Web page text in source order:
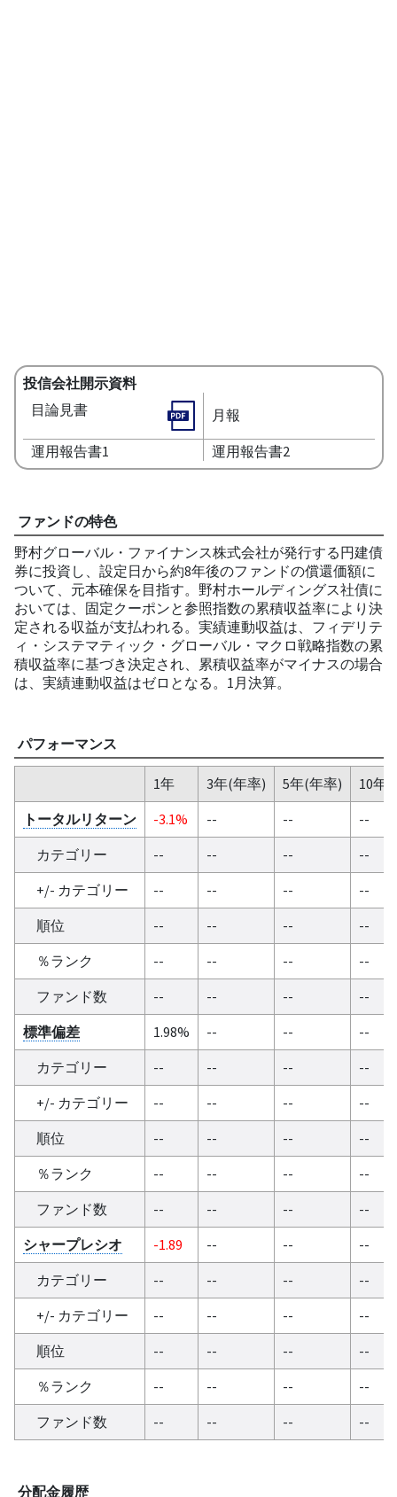
投信会社開示資料
目論見書
月報
運用報告書1 運用報告書2
ファンドの特色
野村グローバル・ファイナンス株式会社が発行する円建債
券に投資し、設定日から約8年後のファンドの償還価額に
ついて、元本確保を目指す。野村ホールディングス社債に
おいては、固定クーポンと参照指数の累積収益率により決
定される収益が支払われる。実績連動収益は、フィデリテ
ィ・システマティック・グローバル・マクロ戦略指数の累
積収益率に基づき決定され、累積収益率がマイナスの場合
は、実績連動収益はゼロとなる。1月決算。
パフォーマンス
1年 3年(年率) 5年(年率)
10年(
トータルリターン
-3.1% -- --
--
カテゴリー
-- -- --
--
+/- カテゴリー
-- -- --
--
順位
-- -- --
--
％ランク
-- -- --
--
ファンド数
-- -- --
--
標準偏差
1.98% -- --
--
カテゴリー
-- -- --
--
+/- カテゴリー
-- -- --
--
順位
-- -- --
--
％ランク
-- -- --
--
ファンド数
-- -- --
--
シャープレシオ
-1.89 -- --
--
カテゴリー
-- -- --
--
+/- カテゴリー
-- -- --
--
順位
-- -- --
--
％ランク
-- -- --
--
ファンド数
-- -- -- --
分配金履歴